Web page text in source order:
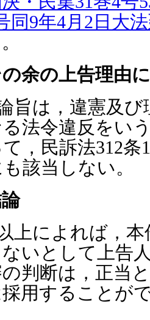
同9年4月2日大
余の上告理由
旨は，違憲及び
法令違反をい
，民訴法312
該当しない。
上によれば，本
いとして上告
判断は，正当
用することが